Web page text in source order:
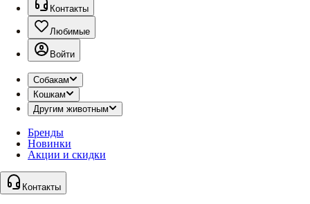
Контакты
Любимые
Войти
Собакам
Кошкам
Другим животным
Бренды
Новинки
Акции и скидки
Контакты